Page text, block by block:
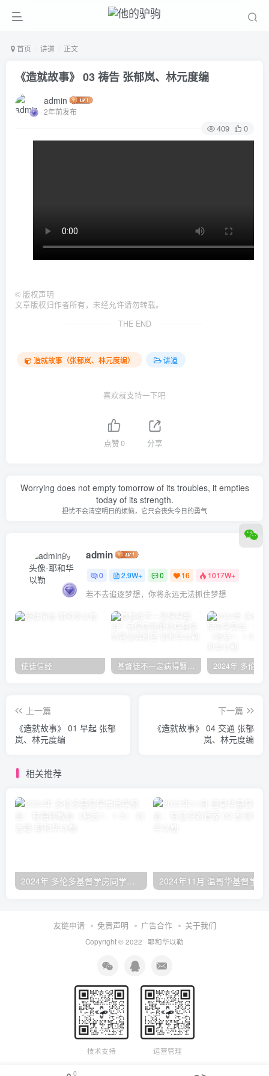
首页 讲道 正文
《造就故事》 03 祷告 张郁岚、林元度编
admin
2年前发布
409 0
© 版权声明
文章版权归作者所有，未经允许请勿转载。
THE END
造就故事（张郁岚、林元度编） 讲道
喜欢就支持一下吧
点赞0 分享
Worrying does not empty tomorrow of its troubles, it empties
today of its strength.
担忧不会清空明日的烦恼，它只会丧失今日的勇气
admin
0 2.9W+ 0 16 1017W+
若不去追逐梦想，你将永远无法抓住梦想
使徒信经 基督徒不一定病得醫治？寇紹恩牧師談基督徒的醫治與盼望
上一篇
《造就故事》 01 早起 张郁
岚、林元度编
下一篇
《造就故事》 04 交通 张郁
岚、林元度编
相关推荐
2024年 多伦多基督学房同学聚会：有福的教会（帖后1：1-5） 刘志雄
友链申请 免责声明 广告合作 关于我们
Copyright © 2022 · 耶和华以勒
技术支持 运营管理
0